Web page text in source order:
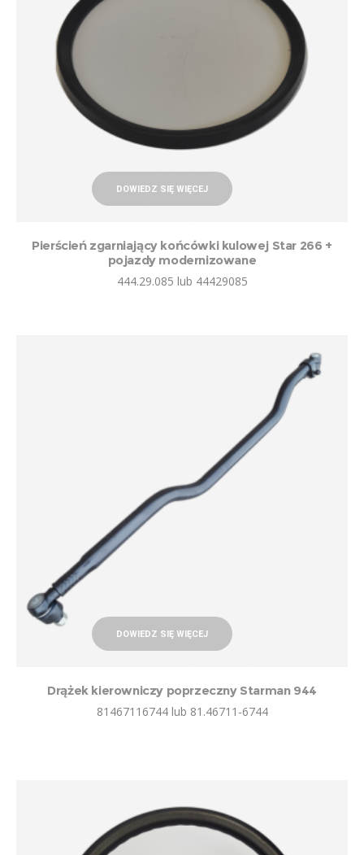
DOWIEDZ SIĘ WIĘCEJ
Pierścień zgarniający końcówki kulowej Star 266 +
pojazdy modernizowane
444.29.085 lub 44429085
DOWIEDZ SIĘ WIĘCEJ
Drążek kierowniczy poprzeczny Starman 944
81467116744 lub 81.46711-6744